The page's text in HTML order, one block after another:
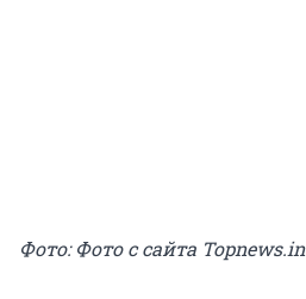
Фото: Фото с сайта Topnews.in